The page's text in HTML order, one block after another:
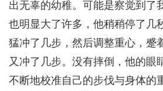
出无辜的幼稚。可能是察觉到了
也明显大了许多，他稍稍停了几
猛冲了几步，然后调整重心，蹙
又冲了几步。没有摔倒，他的眼
不断地校准自己的步伐与身体的